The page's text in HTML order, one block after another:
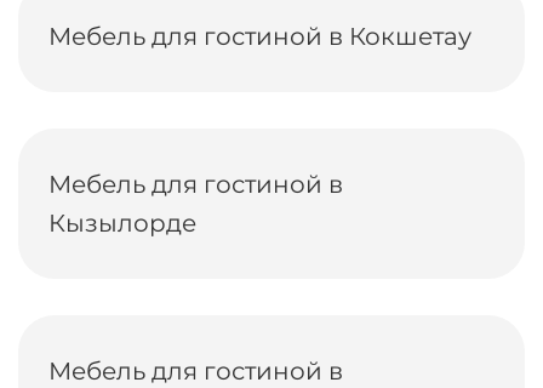
Мебель для гостиной в Кокшетау
Мебель для гостиной в
Кызылорде
Мебель для гостиной в